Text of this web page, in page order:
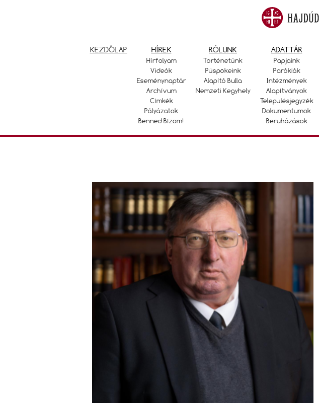
KEZDŐLAP HÍREK
Hírfolyam
Videók
Eseménynaptár
Archívum
Címkék
Pályázatok
Benned Bízom!
RÓLUNK
Történetünk
Püspökeink
Alapító Bulla
Nemzeti Kegyhely
ADATTÁR
Papjaink
Parókiák
Intézmények
Alapítványok
Településjegyzék
Dokumentumok
Beruházások